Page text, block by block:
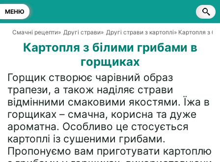
МЕНЮ
Смачні рецепти» Другі страви» Другі страви з картоплі» Картопля з
Картопля з білими грибами в
горщиках
Горщик створює чарівний образ
трапези, а також наділяє страви
відмінними смаковими якостями. Їжа в
горщиках – смачна, корисна та дуже
ароматна. Особливо це стосується
картоплі із сушеними грибами.
Пропонуємо вам приготувати картоплю